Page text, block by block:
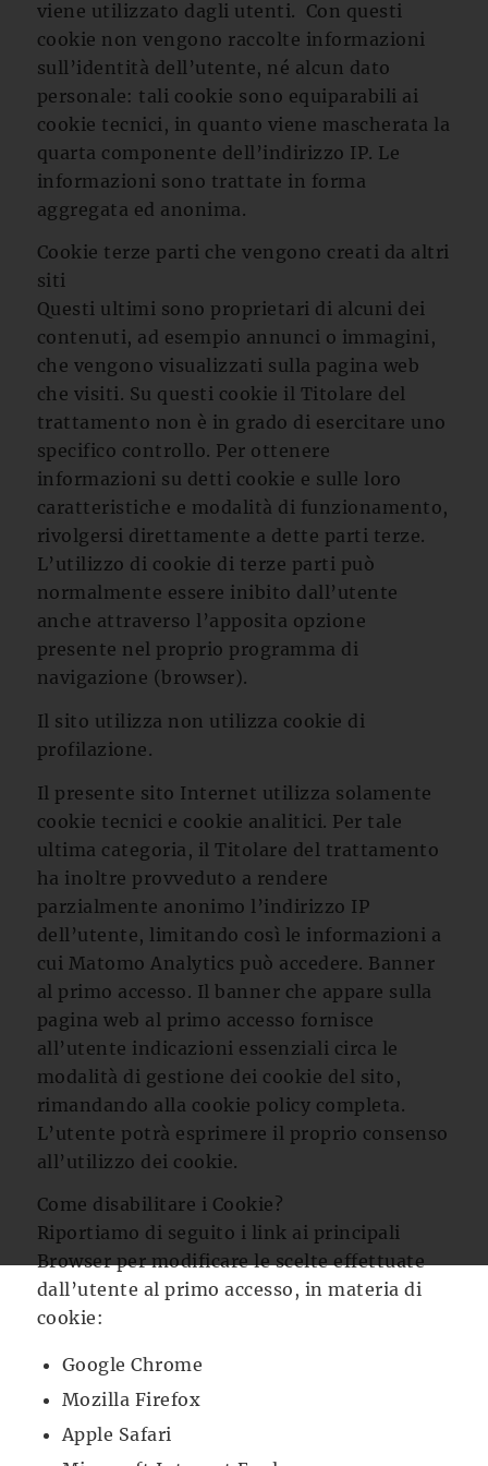
viene utilizzato dagli utenti. Con questi
cookie non vengono raccolte informazioni
sull’identità dell’utente, né alcun dato
personale: tali cookie sono equiparabili ai
cookie tecnici, in quanto viene mascherata la
quarta componente dell’indirizzo IP. Le
informazioni sono trattate in forma
aggregata ed anonima.
Cookie terze parti che vengono creati da altri
siti
Questi ultimi sono proprietari di alcuni dei
contenuti, ad esempio annunci o immagini,
che vengono visualizzati sulla pagina web
che visiti. Su questi cookie il Titolare del
trattamento non è in grado di esercitare uno
specifico controllo. Per ottenere
informazioni su detti cookie e sulle loro
caratteristiche e modalità di funzionamento,
rivolgersi direttamente a dette parti terze.
L’utilizzo di cookie di terze parti può
normalmente essere inibito dall’utente
anche attraverso l’apposita opzione
presente nel proprio programma di
navigazione (browser).
Il sito utilizza non utilizza cookie di
profilazione.
Il presente sito Internet utilizza solamente
cookie tecnici e cookie analitici. Per tale
ultima categoria, il Titolare del trattamento
ha inoltre provveduto a rendere
parzialmente anonimo l’indirizzo IP
dell’utente, limitando così le informazioni a
cui Matomo Analytics può accedere. Banner
al primo accesso. Il banner che appare sulla
pagina web al primo accesso fornisce
all’utente indicazioni essenziali circa le
modalità di gestione dei cookie del sito,
rimandando alla cookie policy completa.
L’utente potrà esprimere il proprio consenso
all’utilizzo dei cookie.
Come disabilitare i Cookie?
Riportiamo di seguito i link ai principali
Browser per modificare le scelte effettuate
dall’utente al primo accesso, in materia di
cookie:
Google Chrome
Mozilla Firefox
Apple Safari